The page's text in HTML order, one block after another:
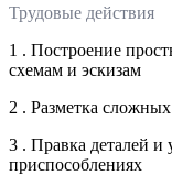
Трудовые действия
1 . Построение
схемам и эскизам
2 . Разметка
3 . Правка деталей и
приспособлениях